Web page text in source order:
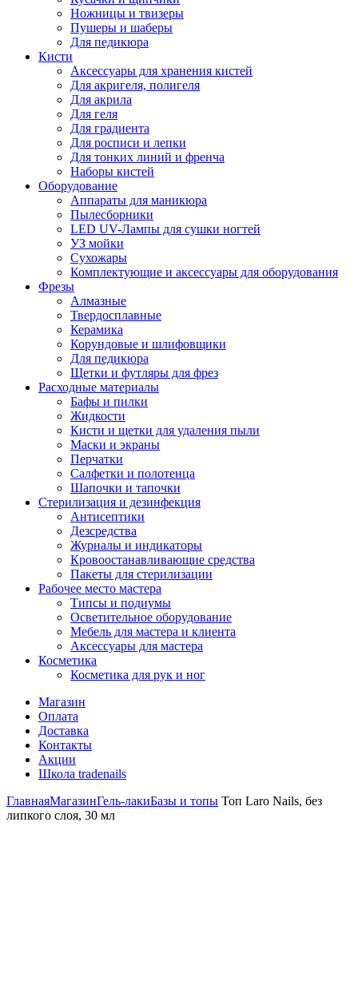
Ножницы и твизеры
Пушеры и шаберы
Для педикюра
Кисти
Аксессуары для хранения кистей
Для акригеля, полигеля
Для акрила
Для геля
Для градиента
Для росписи и лепки
Для тонких линий и френча
Наборы кистей
Оборудование
Аппараты для маникюра
Пылесборники
LED UV-Лампы для сушки ногтей
УЗ мойки
Сухожары
Комплектующие и аксессуары для оборудования
Фрезы
Алмазные
Твердосплавные
Керамика
Корундовые и шлифовщики
Для педикюра
Щетки и футляры для фрез
Расходные материалы
Бафы и пилки
Жидкости
Кисти и щетки для удаления пыли
Маски и экраны
Перчатки
Салфетки и полотенца
Шапочки и тапочки
Стерилизация и дезинфекция
Антисептики
Дезсредства
Журналы и индикаторы
Кровоостанавливающие средства
Пакеты для стерилизации
Рабочее место мастера
Типсы и подиумы
Осветительное оборудование
Мебель для мастера и клиента
Аксессуары для мастера
Косметика
Косметика для рук и ног
Магазин
Оплата
Доставка
Контакты
Акции
Школа tradenails
ГлавнаяМагазинГель-лакиБазы и топы Топ Laro Nails, без
липкого слоя, 30 мл